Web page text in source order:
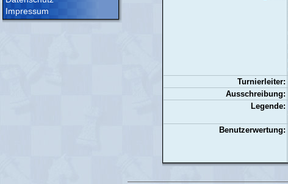
Impressum
Turnierleiter:
Ausschreibung:
Legende:
Benutzerwertung: